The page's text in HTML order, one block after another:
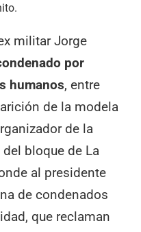
militar Jorge
por
humanos, entre
de la modela
de la
bloque de La
al presidente
de condenados
que reclaman